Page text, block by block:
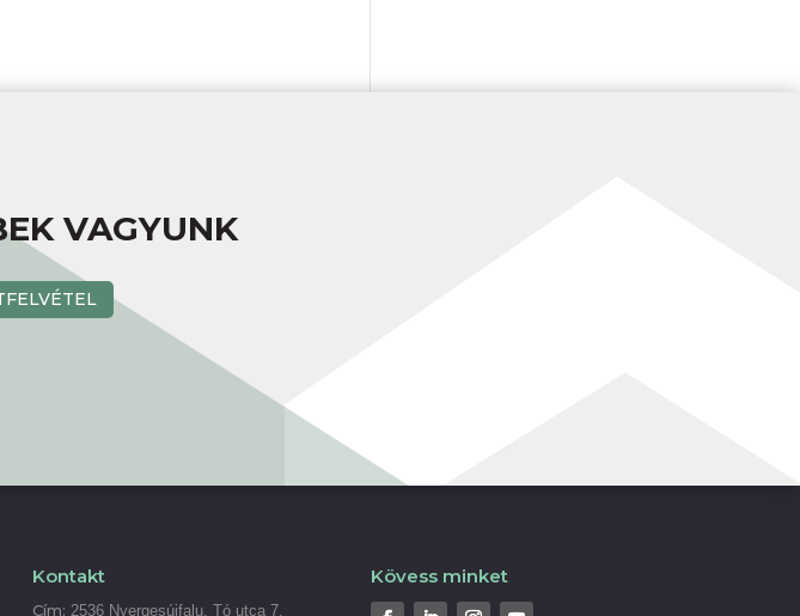
VAGYUNK
Kontakt
Cím: 2536 Nyergesújfalu, Tó utca 7.
Kövess minket